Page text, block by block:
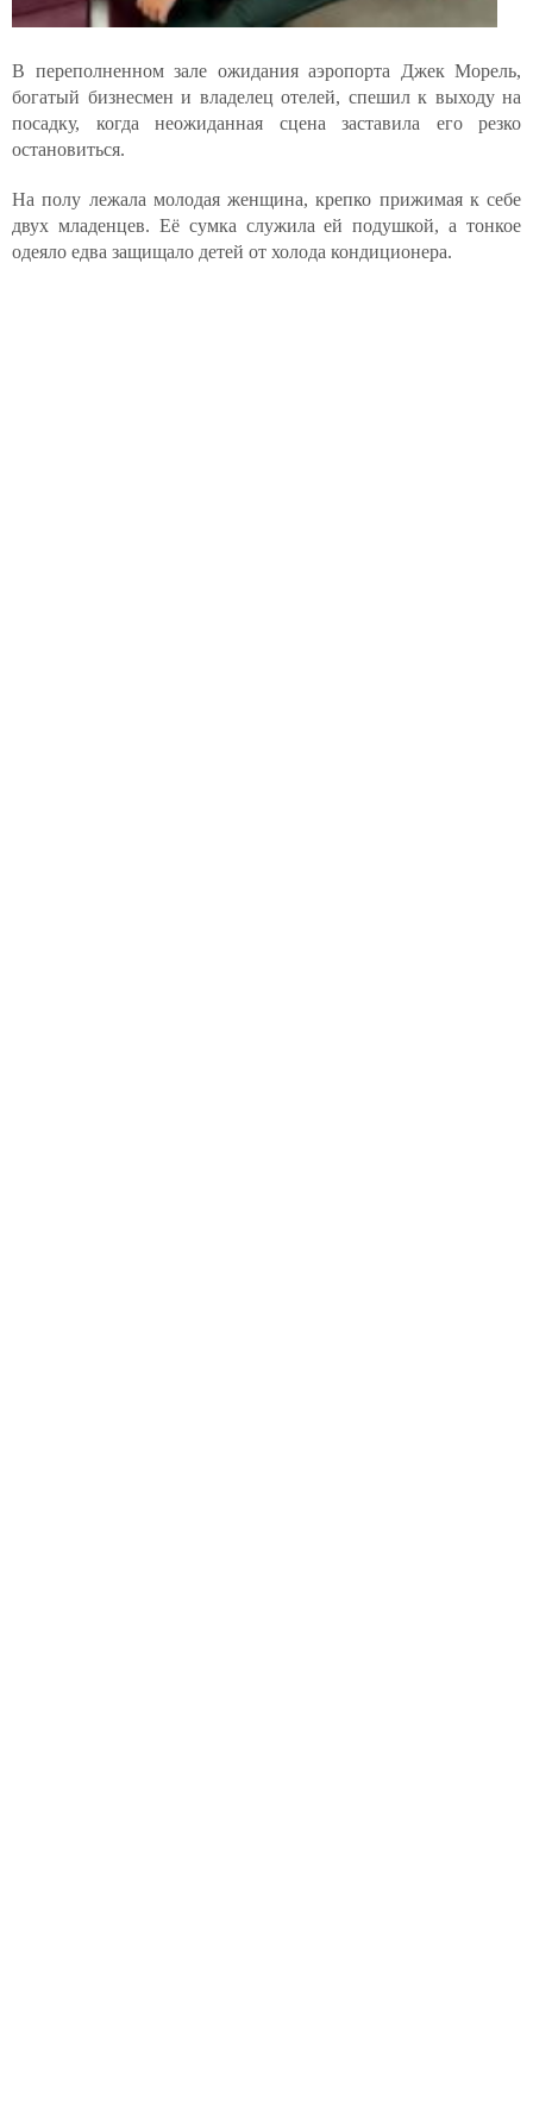
В переполненном зале ожидания аэропорта Джек Морель,
богатый бизнесмен и владелец отелей, спешил к выходу на
посадку, когда неожиданная сцена заставила его резко
остановиться.
На полу лежала молодая женщина, крепко прижимая к себе
двух младенцев. Её сумка служила ей подушкой, а тонкое
одеяло едва защищало детей от холода кондиционера.